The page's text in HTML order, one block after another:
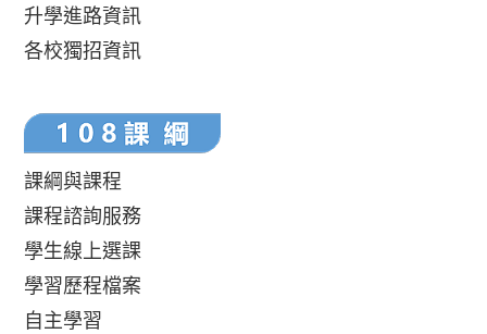
升學進路資訊
各校獨招資訊
課綱與課程
課程諮詢服務
學生線上選課
學習歷程檔案
自主學習